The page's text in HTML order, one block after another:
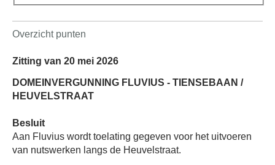
Overzicht punten
Zitting van 20 mei 2026
DOMEINVERGUNNING FLUVIUS - TIENSEBAAN /
HEUVELSTRAAT
Besluit
Aan Fluvius wordt toelating gegeven voor het uitvoeren
van nutswerken langs de Heuvelstraat.